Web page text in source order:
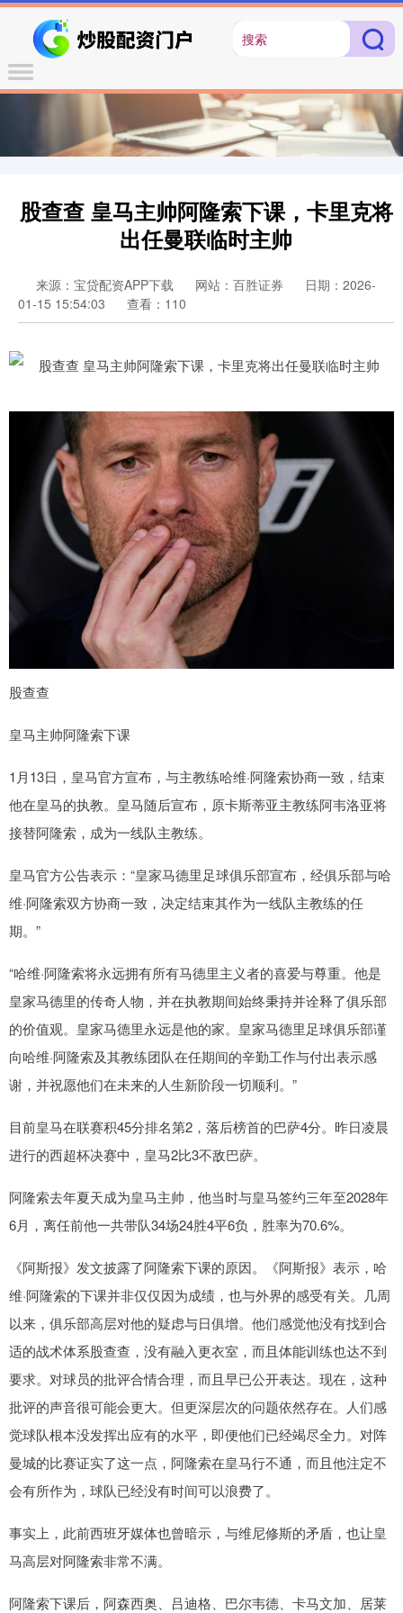
股查查 皇马主帅阿隆索下课，卡里克将
出任曼联临时主帅
来源：宝贷配资APP下载 网站：百胜证券
日期：2026-
01-15 15:54:03
查看：110
股查查
皇马主帅阿隆索下课
1月13日，皇马官方宣布，与主教练哈维·阿隆索协商一致，结束
他在皇马的执教。皇马随后宣布，原卡斯蒂亚主教练阿韦洛亚将
接替阿隆索，成为一线队主教练。
皇马官方公告表示：“皇家马德里足球俱乐部宣布，经俱乐部与哈
维·阿隆索双方协商一致，决定结束其作为一线队主教练的任
期。”
“哈维·阿隆索将永远拥有所有马德里主义者的喜爱与尊重。他是
皇家马德里的传奇人物，并在执教期间始终秉持并诠释了俱乐部
的价值观。皇家马德里永远是他的家。皇家马德里足球俱乐部谨
向哈维·阿隆索及其教练团队在任期间的辛勤工作与付出表示感
谢，并祝愿他们在未来的人生新阶段一切顺利。”
目前皇马在联赛积45分排名第2，落后榜首的巴萨4分。昨日凌晨
进行的西超杯决赛中，皇马2比3不敌巴萨。
阿隆索去年夏天成为皇马主帅，他当时与皇马签约三年至2028年
6月，离任前他一共带队34场24胜4平6负，胜率为70.6%。
《阿斯报》发文披露了阿隆索下课的原因。《阿斯报》表示，哈
维·阿隆索的下课并非仅仅因为成绩，也与外界的感受有关。几周
以来，俱乐部高层对他的疑虑与日俱增。他们感觉他没有找到合
适的战术体系股查查，没有融入更衣室，而且体能训练也达不到
要求。对球员的批评合情合理，而且早已公开表达。现在，这种
批评的声音很可能会更大。但更深层次的问题依然存在。人们感
觉球队根本没发挥出应有的水平，即便他们已经竭尽全力。对阵
曼城的比赛证实了这一点，阿隆索在皇马行不通，而且他注定不
会有所作为，球队已经没有时间可以浪费了。
事实上，此前西班牙媒体也曾暗示，与维尼修斯的矛盾，也让皇
马高层对阿隆索非常不满。
阿隆索下课后，阿森西奥、吕迪格、巴尔韦德、卡马文加、居莱